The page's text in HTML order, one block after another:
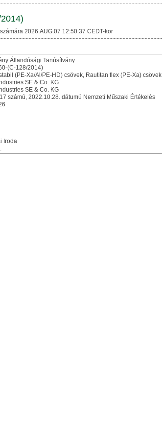
2026.AUG.07 12:50:37 CEDT-kor
Állandósági Tanúsítvány
(C-128/2014)
(PE-Xa/Al/PE-HD) csövek, Rautitan flex (PE-Xa) csövek
SE & Co. KG
SE & Co. KG
számú, 2022.10.28. dátumú Nemzeti Műszaki Értékelés
Iroda